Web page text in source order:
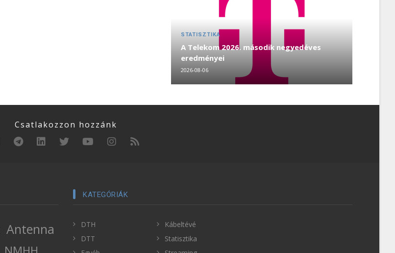
STATISZTIKA
A Telekom 2026. második negyedéves
eredményei
2026-08-06
Csatlakozzon hozzánk
Antenna
KATEGÓRIÁK
DTH
DTT
Kábeltévé
Statisztika